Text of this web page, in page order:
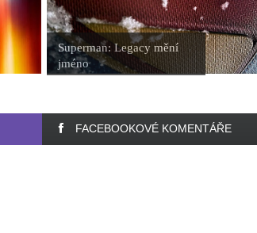
Superman: Legacy mění
jméno
FACEBOOKOVÉ KOMENTÁŘE